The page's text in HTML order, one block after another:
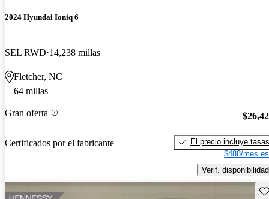
2024 Hyundai Ioniq 6
SEL RWD 14,238 millas
Fletcher, NC
64 millas
Gran oferta
Certificados por el fabricante
El precio incluye tasas
$488/mes
Verif. disponibilidad